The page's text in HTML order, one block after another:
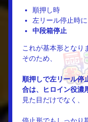
順押し時
左リール停止時に
中段箱停止
これが基本形となり
そのため、
順押しで左リール停
合は、ヒロイン役濃
見た目だけでなく、
停止形でもしっかり